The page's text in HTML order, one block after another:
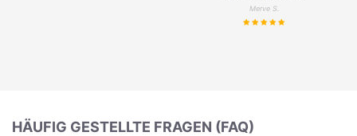
Merve S.
HÄUFIG GESTELLTE FRAGEN (FAQ)